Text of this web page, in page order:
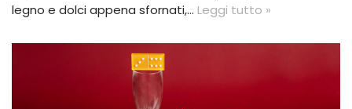
legno e dolci appena sfornati,… Leggi tutto »